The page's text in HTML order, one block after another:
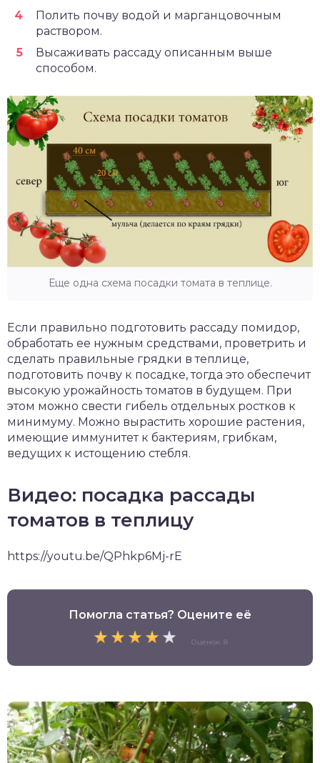
Полить почву водой и марганцовочным
раствором.
Высаживать рассаду описанным выше
способом.
Еще одна схема посадки томата в теплице.
Если правильно подготовить рассаду помидор,
обработать ее нужным средствами, проветрить и
сделать правильные грядки в теплице,
подготовить почву к посадке, тогда это обеспечит
высокую урожайность томатов в будущем. При
этом можно свести гибель отдельных ростков к
минимуму. Можно вырастить хорошие растения,
имеющие иммунитет к бактериям, грибкам,
ведущих к истощению стебля.
Видео: посадка рассады
томатов в теплицу
https://youtu.be/QPhkp6Mj-rE
Помогла статья? Оцените её
Оценок: 8